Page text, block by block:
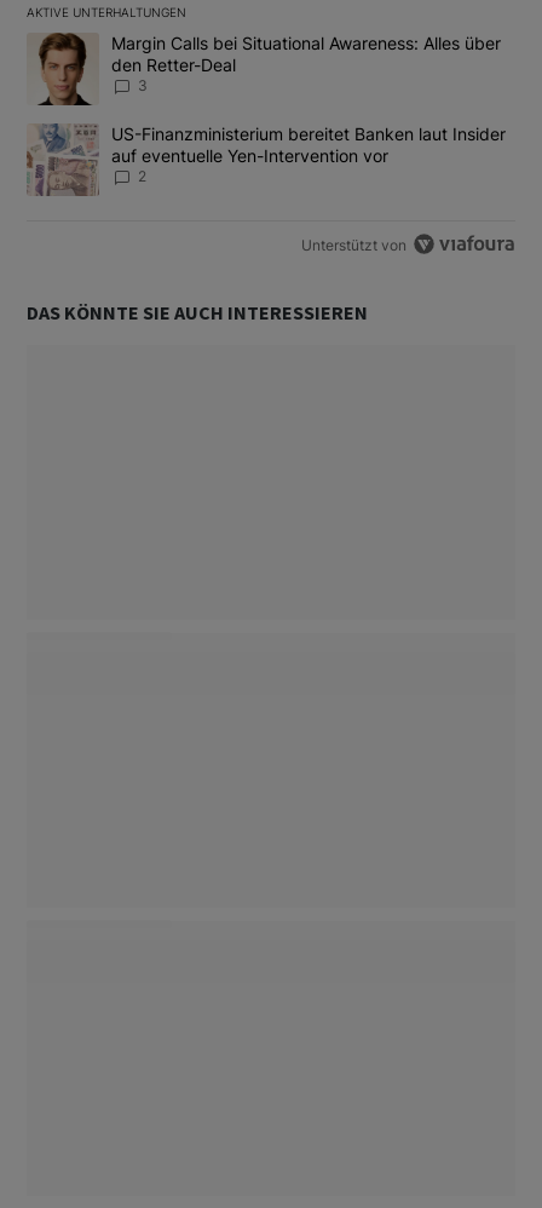
AKTIVE UNTERHALTUNGEN
Das Folgende ist eine Liste der am meisten kommentierten
Ein Trendartikel mit dem Titel "Margin Calls bei Situational
Margin Calls bei Situational Awareness: Alles über
den Retter-Deal
3
Ein Trendartikel mit dem Titel "US-Finanzministerium bereitet
US-Finanzministerium bereitet Banken laut Insider
auf eventuelle Yen-Intervention vor
2
Unterstützt von
DAS KÖNNTE SIE AUCH INTERESSIEREN